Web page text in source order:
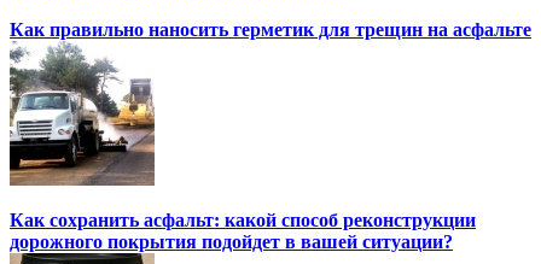
Как правильно наносить герметик для трещин на асфальте
Как сохранить асфальт: какой способ реконструкции
дорожного покрытия подойдет в вашей ситуации?